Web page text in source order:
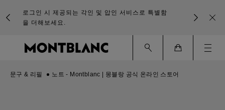
로그인 시 제공되는 각인 및 압인 서비스로 특별함
을 더해보세요.
문구 & 리필 노트 - Montblanc | 몽블랑 공식 온라인 스토어